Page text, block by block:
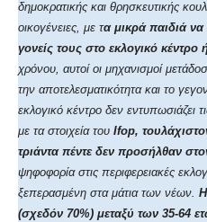
δημοκρατικής και θρησκευτικής
οικογένειες, με τα μικρά παιδιά
γονείς τους στο εκλογικό κέντρο
χρόνου, αυτοί οι μηχανισμοί
την αποτελεσματικότητα και το
εκλογικό κέντρο δεν εντυπωσιάζει
με τα στοιχεία του Ifop,
τριάντα πέντε δεν προσήλθαν
ψηφοφορία στις περιφερειακές
ξεπερασμένη στα μάτια των νέων.
(σχεδόν 70%) μεταξύ των 35-64